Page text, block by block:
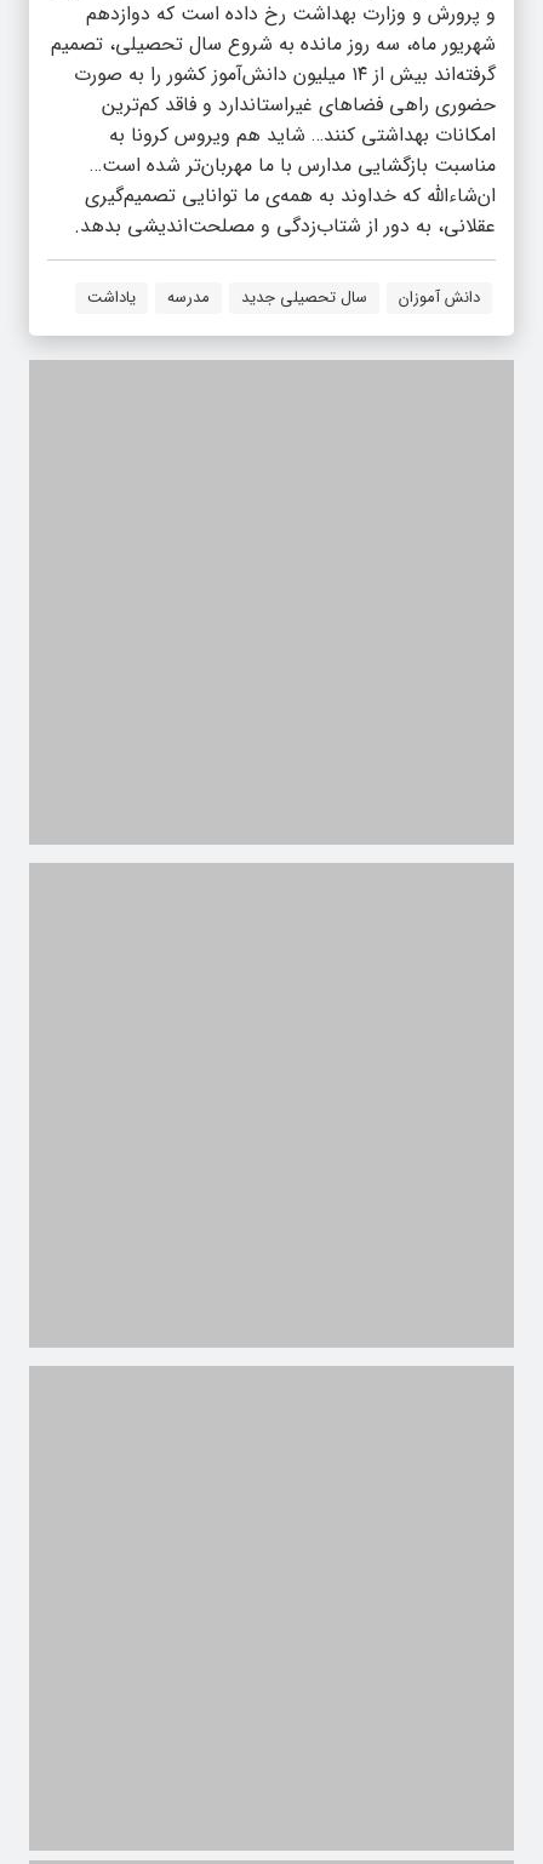
و پرورش و وزارت بهداشت رخ داده است که دوازدهم
شهریور ماه، سه روز مانده به شروع سال تحصیلی، تصمیم
گرفته‌اند بیش از ١۴ میلیون دانش‌آموز کشور را به صورت
حضوری راهی فضاهای غیراستاندارد و فاقد کم‌ترین
امکانات بهداشتی کنند… شاید هم ویروس کرونا به
مناسبت بازگشایی مدارس با ما مهربان‌تر شده است…
ان‌شاءالله که خداوند به همه‌ی ما توانایی تصمیم‌گیری
عقلانی، به دور از شتاب‌زدگی و مصلحت‌اندیشی بدهد.
دانش آموزان سال تحصیلی جدید مدرسه یاداشت